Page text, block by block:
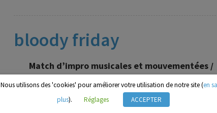
bloody friday
Match d’impro musicales et mouvementées /
ouvert à tous – entrée libre
vendredi 7 décembre, 20h
salle de spectacle ijd – bar et cocktail maison!
Nous utilisons des 'cookies' pour améliorer votre utilisation de notre site (en
plus). Réglages ACCEPTER